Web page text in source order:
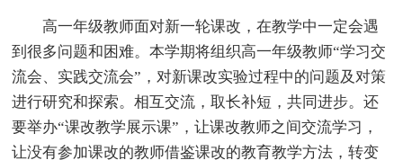
高一年级教师面对新一轮课改，在教学中一定会遇
到很多问题和困难。本学期将组织高一年级教师“学习交
流会、实践交流会”，对新课改实验过程中的问题及对策
进行研究和探索。相互交流，取长补短，共同进步。还
要举办“课改教学展示课”，让课改教师之间交流学习，
让没有参加课改的教师借鉴课改的教育教学方法，转变